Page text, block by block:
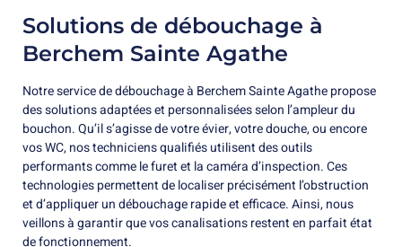
Solutions de débouchage à
Berchem Sainte Agathe
Notre service de débouchage à Berchem Sainte Agathe propose
des solutions adaptées et personnalisées selon l’ampleur du
bouchon. Qu’il s’agisse de votre évier, votre douche, ou encore
vos WC, nos techniciens qualifiés utilisent des outils
performants comme le furet et la caméra d’inspection. Ces
technologies permettent de localiser précisément l’obstruction
et d’appliquer un débouchage rapide et efficace. Ainsi, nous
veillons à garantir que vos canalisations restent en parfait état
de fonctionnement.